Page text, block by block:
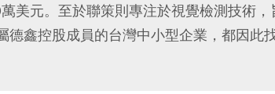
美元。至於聯策則專注於視覺檢測技術
德鑫控股成員的台灣中小型企業，都因此